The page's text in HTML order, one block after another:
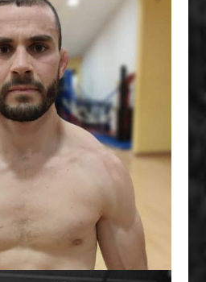
PRO - 61 KG - 65 KG